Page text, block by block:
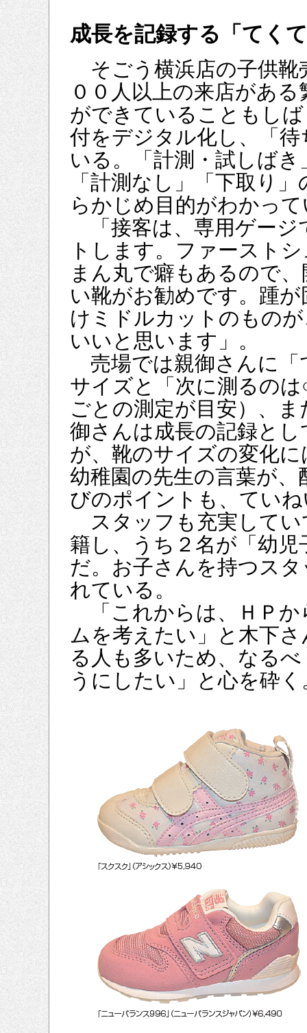
成長を記録する「てく
そごう横浜店の子供靴
００人以上の来店があ
ができていることもし
付をデジタル化し、「
いる。「計測・試しば
「計測なし」「下取り
らかじめ目的がわかっ
「接客は、専用ゲージ
トします。ファースト
まん丸で癖もあるので
い靴がお勧めです。踵
けミドルカットのもの
いいと思います」。
売場では親御さんに「
サイズと「次に測るの
ごとの測定が目安）、
御さんは成長の記録と
が、靴のサイズの変化
幼稚園の先生の言葉が
びのポイントも、てい
スタッフも充実してい
籍し、うち２名が「幼
だ。お子さんを持つス
れている。
「これからは、ＨＰか
ムを考えたい」と木下
る人も多いため、なる
うにしたい」と心を砕く